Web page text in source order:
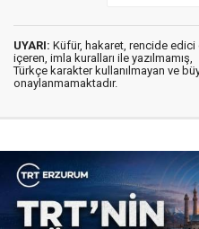
UYARI: Küfür, hakaret, rencide edici
içeren, imla kuralları ile yazılmamış,
Türkçe karakter kullanılmayan ve
onaylanmamaktadır.